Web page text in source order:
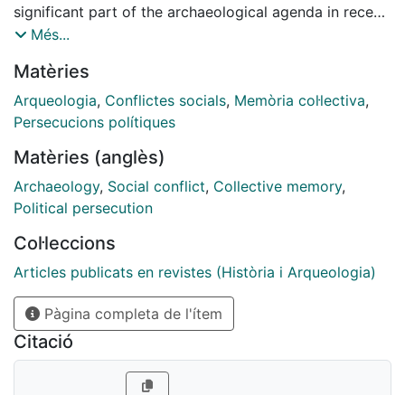
significant part of the archaeological agenda in recent
years. Amongst forensic disciplines, archaeology has
relevant role as a procedure and a research
methodology, as well as a tool for defending human
rights. The scientific process and the specific nature of
air of objectivity which has at times led to forensic
interest
being favoured over historical interpretation.
Més...
Matèries
Arqueologia, Conflictes socials, Memòria col·lectiva,
Persecucions polítiques
Matèries (anglès)
Archaeology, Social conflict, Collective memory,
Political persecution
Col·leccions
Articles publicats en revistes (Història i Arqueologia)
Pàgina completa de l'ítem
Citació